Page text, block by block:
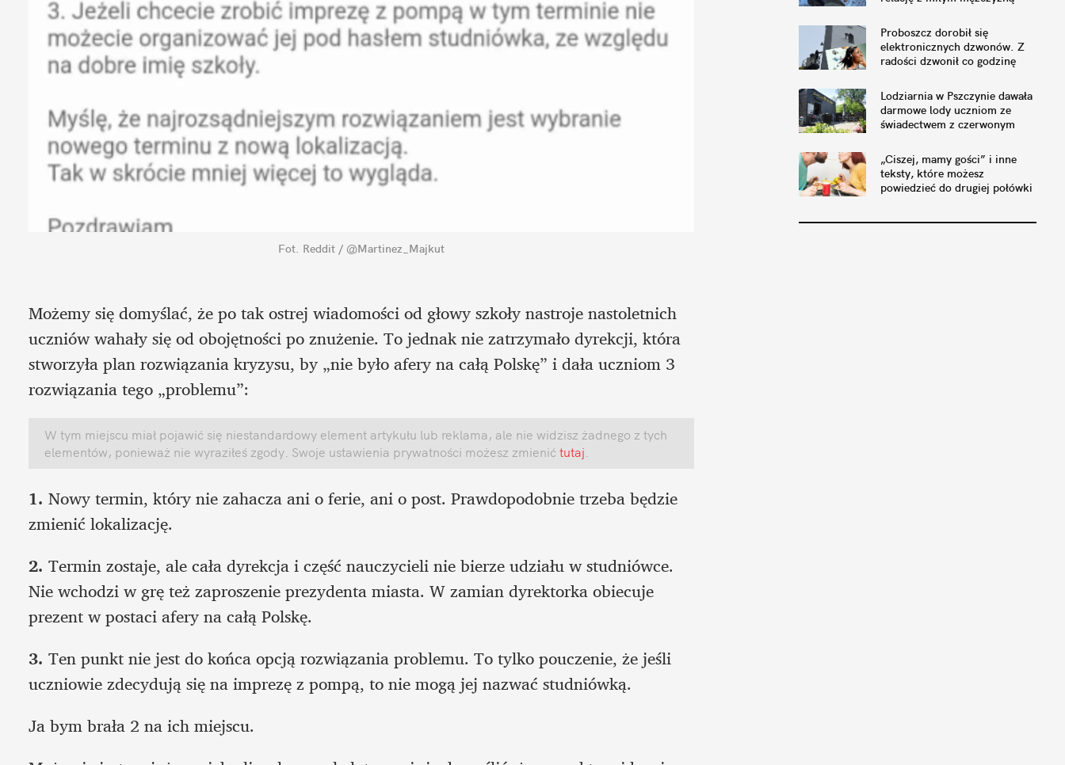
Fot. Reddit / @Martinez_Majkut
Możemy się domyślać, że po tak ostrej wiadomości od głowy szkoły nastroje nastoletnich
uczniów wahały się od obojętności po znużenie. To jednak nie zatrzymało dyrekcji, która
stworzyła plan rozwiązania kryzysu, by „nie było afery na całą Polskę” i dała uczniom 3
rozwiązania tego „problemu”:
W tym miejscu miał pojawić się niestandardowy element artykułu lub reklama, ale nie widzisz żadnego z tych
elementów, ponieważ nie wyraziłeś zgody. Swoje ustawienia prywatności możesz zmienić tutaj.
1. Nowy termin, który nie zahacza ani o ferie, ani o post. Prawdopodobnie trzeba będzie
zmienić lokalizację.
2. Termin zostaje, ale cała dyrekcja i część nauczycieli nie bierze udziału w studniówce.
Nie wchodzi w grę też zaproszenie prezydenta miasta. W zamian dyrektorka obiecuje
prezent w postaci afery na całą Polskę.
3. Ten punkt nie jest do końca opcją rozwiązania problemu. To tylko pouczenie, że jeśli
uczniowie zdecydują się na imprezę z pompą, to nie mogą jej nazwać studniówką.
Ja bym brała 2 na ich miejscu.
Proboszcz dorobił się
elektronicznych dzwonów. Z
radości dzwonił co godzinę
Lodziarnia w Pszczynie dawała
darmowe lody uczniom ze
świadectwem z czerwonym
„Ciszej, mamy gości” i inne
teksty, które możesz
powiedzieć do drugiej połówki